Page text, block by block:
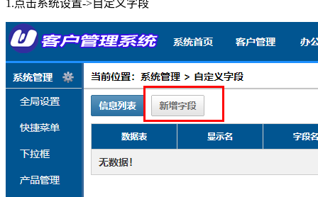
1.点击系统设置->自定义字段